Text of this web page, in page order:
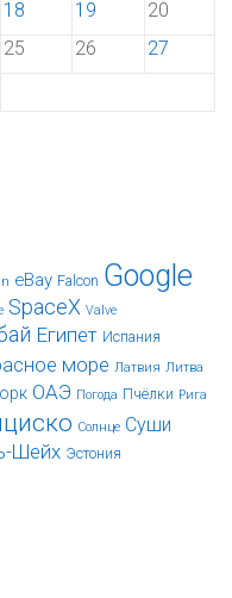
18 19
20
25 26
27
eBay Falcon Google
SpaceX Valve
Египет Испания
море Латвия Литва
ОАЭ Погода Пчёлки Рига
Солнце Суши
Шейх Эстония